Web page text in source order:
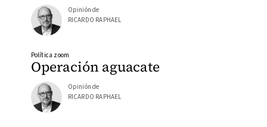
Opinión de
RICARDO RAPHAEL
Operación aguacate
Política zoom
Opinión de
RICARDO RAPHAEL